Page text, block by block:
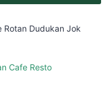
Rotan Dudukan Jok
Cafe Resto